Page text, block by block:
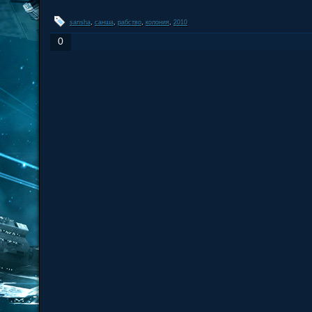
sansha, санша, рабство, колония, 2010
0